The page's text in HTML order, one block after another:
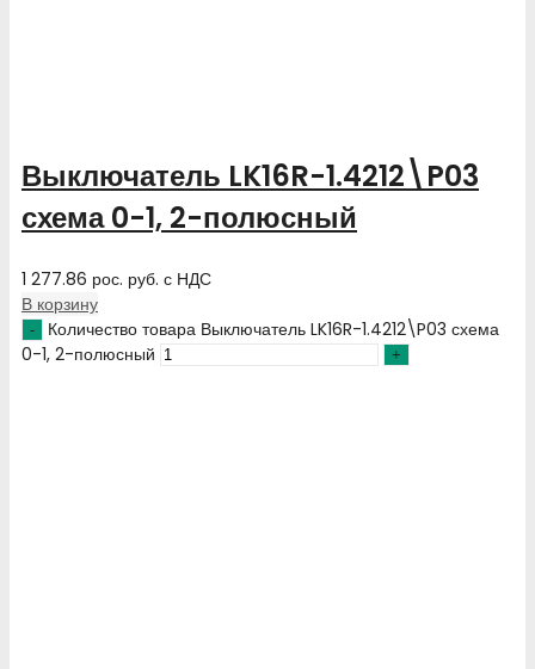
Выключатель LK16R-1.4212\P03
схема 0-1, 2-полюсный
1 277.86 рос. руб. с НДС
В корзину
Количество товара Выключатель LK16R-1.4212\P03 схема
0-1, 2-полюсный